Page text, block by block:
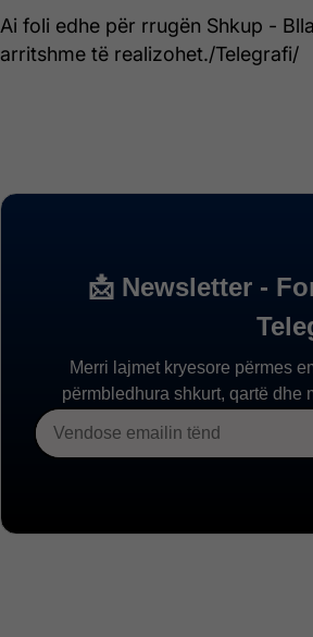
Ai foli edhe për rrugën Shkup -
arritshme të realizohet./Telegrafi/